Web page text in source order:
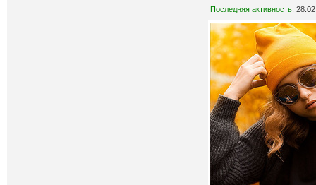
Последняя активность: